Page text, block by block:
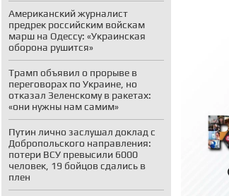
Американский журналист
предрек российским войскам
марш на Одессу: «Украинская
оборона рушится»
Трамп объявил о прорыве в
переговорах по Украине, но
отказал Зеленскому в ракетах:
«они нужны нам самим»
Путин лично заслушал доклад с
Добропольского направления:
потери ВСУ превысили 6000
человек, 19 бойцов сдались в
плен